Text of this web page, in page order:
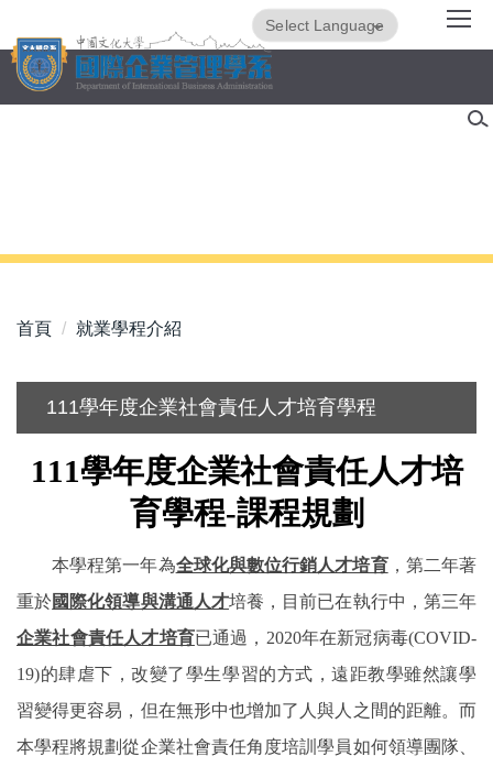
到
主
Translate
首頁 就業學程介紹
111學年度企業社會責任人才培育學程
111學年度企業社會責任人才培
育學程-課程規劃
本學程第一年為全球化與數位行銷人才培育，第二年著
重於國際化領導與溝通人才培養，目前已在執行中，第三年
企業社會責任人才培育已通過， 2020年在新冠病毒(COVID-
19)的肆虐下，改變了學生學習的方式，遠距教學雖然讓學
習變得更容易，但在無形中也增加了人與人之間的距離。而
本學程將規劃從企業社會責任角度培訓學員如何領導團隊、